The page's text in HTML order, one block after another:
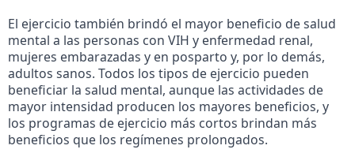
El ejercicio también brindó el mayor beneficio de salud
mental a las personas con VIH y enfermedad renal,
mujeres embarazadas y en posparto y, por lo demás,
adultos sanos. Todos los tipos de ejercicio pueden
beneficiar la salud mental, aunque las actividades de
mayor intensidad producen los mayores beneficios, y
los programas de ejercicio más cortos brindan más
beneficios que los regímenes prolongados.